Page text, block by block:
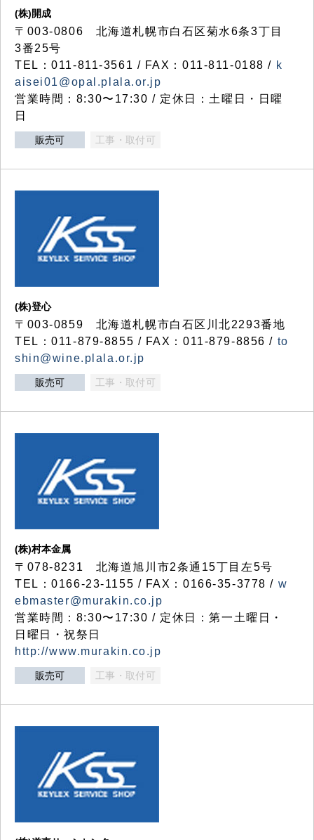
(株)開成
〒003-0806 北海道札幌市白石区菊水6条3丁目
3番25号
TEL：011-811-3561 / FAX：011-811-0188 / k
aisei01@opal.plala.or.jp
営業時間：8:30〜17:30 / 定休日：土曜日・日曜
日
販売可 工事・取付可
(株)登心
〒003-0859 北海道札幌市白石区川北2293番地
TEL：011-879-8855 / FAX：011-879-8856 / to
shin@wine.plala.or.jp
販売可 工事・取付可
(株)村本金属
〒078-8231 北海道旭川市2条通15丁目左5号
TEL：0166-23-1155 / FAX：0166-35-3778 / w
ebmaster@murakin.co.jp
営業時間：8:30〜17:30 / 定休日：第一土曜日・
日曜日・祝祭日
http://www.murakin.co.jp
販売可 工事・取付可